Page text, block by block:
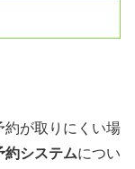
約が取りにくい場
約システムについ